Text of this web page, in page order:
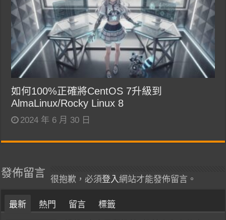
如何100%正確將CentOS 7升級到
AlmaLinux/Rocky Linux 8
2024 年 6 月 30 日
發佈留言
很抱歉，必須登入網站才能發佈留言。
最新 熱門 留言 標籤